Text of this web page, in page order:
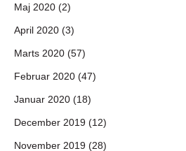
Maj 2020 (2)
April 2020 (3)
Marts 2020 (57)
Februar 2020 (47)
Januar 2020 (18)
December 2019 (12)
November 2019 (28)